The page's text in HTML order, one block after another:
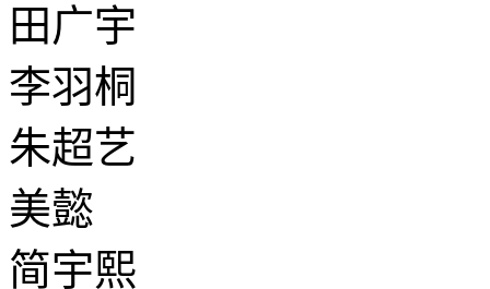
田广宇
李羽桐
朱超艺
美懿
简宇熙